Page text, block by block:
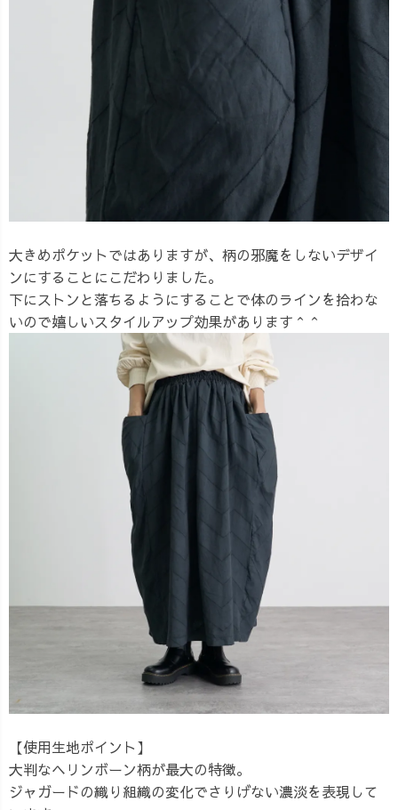
大きめポケットではありますが、柄の邪魔をしないデザイ
ンにすることにこだわりました。
下にストンと落ちるようにすることで体のラインを拾わな
いので嬉しいスタイルアップ効果があります＾＾
【使用生地ポイント】
大判なヘリンボーン柄が最大の特徴。
ジャガードの織り組織の変化でさりげない濃淡を表現して